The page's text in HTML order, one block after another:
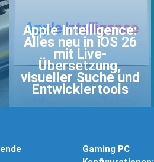
Apple Intelligence:
Alles neu in iOS 26
mit Live-
Übersetzung,
visueller Suche und
Entwicklertools
Gaming PC